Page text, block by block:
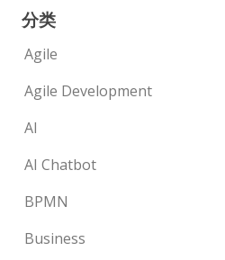
分类
Agile
Agile Development
AI
AI Chatbot
BPMN
Business